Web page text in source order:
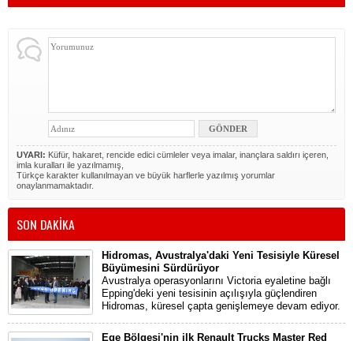
UYARI: Küfür, hakaret, rencide edici cümleler veya imalar, inançlara saldırı içeren,
imla kuralları ile yazılmamış,
Türkçe karakter kullanılmayan ve büyük harflerle yazılmış yorumlar
onaylanmamaktadır.
SON DAKİKA
Hidromas, Avustralya'daki Yeni Tesisiyle Küresel
Büyümesini Sürdürüyor
Avustralya operasyonlarını Victoria eyaletine bağlı
Epping'deki yeni tesisinin açılışıyla güçlendiren
Hidromas, küresel çapta genişlemeye devam ediyor.
Ege Bölgesi'nin ilk Renault Trucks Master Red